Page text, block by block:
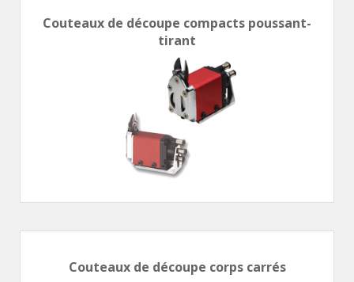
Couteaux de découpe compacts poussant-
tirant
Couteaux de découpe corps carrés